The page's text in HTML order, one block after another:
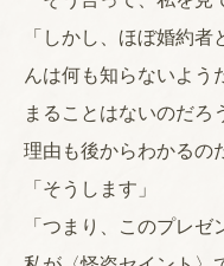
「しかし、ほぼ婚約
んは何も知らないよう
まることはないのだろ
理由も後からわかるの
「そうします」
「つまり、このプレ